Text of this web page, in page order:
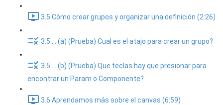
3.5 Cómo crear grupos y organizar una definición (2:26)
3.5 ... (a) (Prueba) Cual es el atajo para crear un grupo?
3.5 ... (b) (Prueba) Que teclas hay que presionar para
encontrar un Param o Componente?
3.6 Aprendamos más sobre el canvas (6:59)